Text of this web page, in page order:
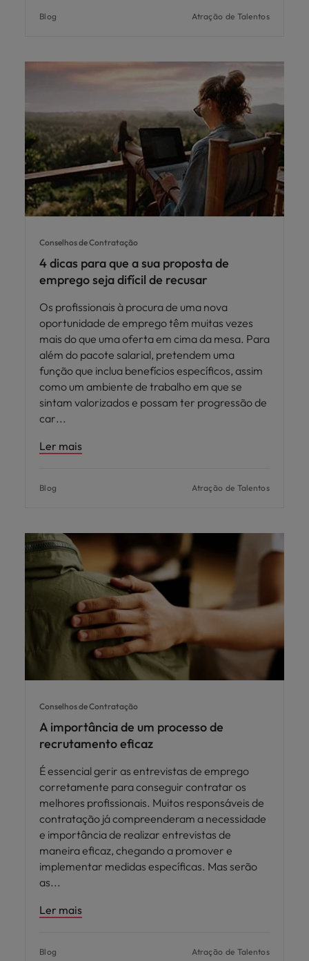
Blog Atração de Talentos
Conselhos de Contratação
4 dicas para que a sua proposta de
emprego seja difícil de recusar
Os profissionais à procura de uma nova
oportunidade de emprego têm muitas vezes
mais do que uma oferta em cima da mesa. Para
além do pacote salarial, pretendem uma
função que inclua benefícios específicos, assim
como um ambiente de trabalho em que se
sintam valorizados e possam ter progressão de
car
Ler mais
Blog Atração de Talentos
Conselhos de Contratação
A importância de um processo de
recrutamento eficaz
É essencial gerir as entrevistas de emprego
corretamente para conseguir contratar os
melhores profissionais. Muitos responsáveis de
contratação já compreenderam a necessidade
e importância de realizar entrevistas de
maneira eficaz, chegando a promover e
implementar medidas específicas. Mas serão
as
Ler mais
Blog Atração de Talentos